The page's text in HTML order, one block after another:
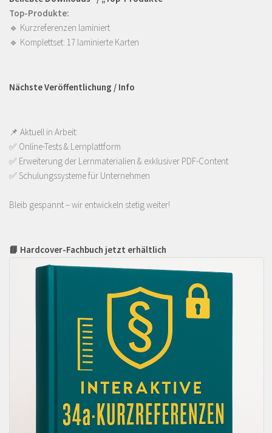
Top-Produkte:
🔹 Kurzreferenzen laminiert
🔹 Komplettset: 17 laminierte Karten
Nächste Veröffentlichung / Info
📌 Aktuell in Arbeit:
✅ Online-Tests & Lernplattform
✅ Erweiterung der Lernmaterialien & exklusiver PDF-Content
✅ Schulungssysteme für Unternehmen
Bleib gespannt – wir entwickeln stetig weiter!
📘 Hardcover-Fachbuch jetzt erhältlich